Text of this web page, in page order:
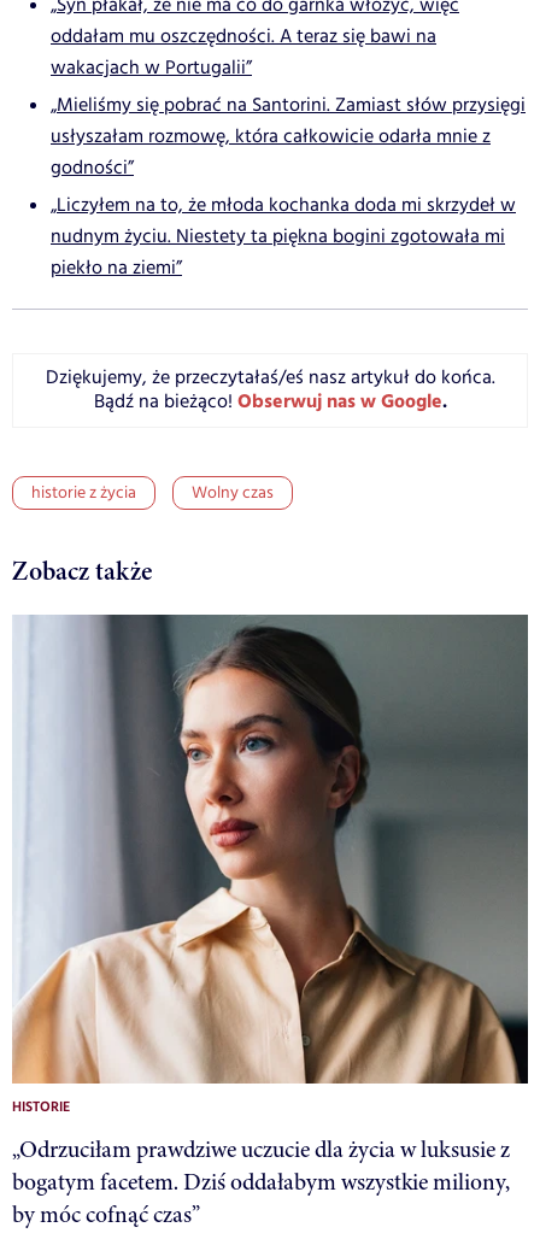
oddałam mu oszczędności. A teraz się bawi na
wakacjach w Portugalii”
„Mieliśmy się pobrać na Santorini. Zamiast słów przysięgi
usłyszałam rozmowę, która całkowicie odarła mnie z
godności”
„Liczyłem na to, że młoda kochanka doda mi skrzydeł w
nudnym życiu. Niestety ta piękna bogini zgotowała mi
piekło na ziemi”
Dziękujemy, że przeczytałaś/eś nasz artykuł do końca.
Bądź na bieżąco! Obserwuj nas w Google.
historie z życia Wolny czas
Zobacz także
HISTORIE
„Odrzuciłam prawdziwe uczucie dla życia w luksusie z
bogatym facetem. Dziś oddałabym wszystkie miliony,
by móc cofnąć czas”